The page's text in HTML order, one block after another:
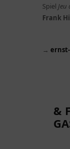
Spiel Jeu
Frank
→
&